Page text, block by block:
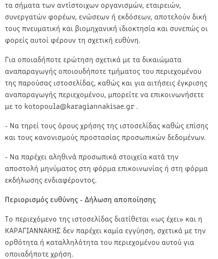
τα σήματα των αντίστοιχων οργανισμών, εταιρειών,
συνεργατών φορέων, ενώσεων ή εκδόσεων, αποτελούν δική
τους πνευματική και βιομηχανική ιδιοκτησία και συνεπώς οι
φορείς αυτοί φέρουν τη σχετική ευθύνη.
Για οποιαδήποτε ερώτηση σχετικά με τα δικαιώματα
αναπαραγωγής οποιουδήποτε τμήματος του περιεχομένου
της παρούσας ιστοσελίδας, καθώς και για αιτήσεις έγκρισης
αναπαραγωγής περιεχομένου, μπορείτε να επικοινωνήσετε
με το kotopoula@karagiannakisae.gr .
- Να τηρεί τους όρους χρήσης της ιστοσελίδας καθώς επίσης
και τους κανονισμούς προστασίας προσωπικών δεδομένων.
- Να παρέχει αληθινά προσωπικά στοιχεία κατά την
αποστολή μηνύματος στη φόρμα επικοινωνίας ή στη φόρμα
εκδήλωσης ενδιαφέροντος.
Περιορισμός ευθύνης - Δήλωση αποποίησης
Το περιεχόμενο της ιστοσελίδας διατίθεται «ως έχει» και η
ΚΑΡΑΓΙΑΝΝΑΚΗΣ δεν παρέχει καμία εγγύηση, σχετικά με την
ορθότητα ή καταλληλότητα του περιεχομένου αυτού για
οποιαδήποτε χρήση.